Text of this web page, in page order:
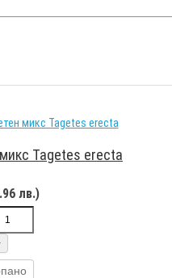
Tagetes erecta
лв.)